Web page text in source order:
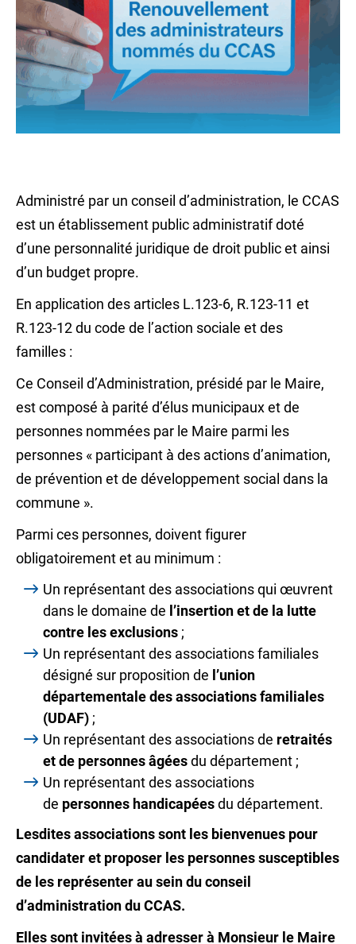
Administré par un conseil d’administration, le CCAS
est un établissement public administratif doté
d’une personnalité juridique de droit public et ainsi
d’un budget propre.
En application des articles L.123-6, R.123-11 et
R.123-12 du code de l’action sociale et des
familles :
Ce Conseil d’Administration, présidé par le Maire,
est composé à parité d’élus municipaux et de
personnes nommées par le Maire parmi les
personnes « participant à des actions d’animation,
de prévention et de développement social dans la
commune ».
Parmi ces personnes, doivent figurer
obligatoirement et au minimum :
Un représentant des associations qui œuvrent
dans le domaine de l’insertion et de la lutte
contre les exclusions ;
Un représentant des associations familiales
désigné sur proposition de l’union
départementale des associations familiales
(UDAF) ;
Un représentant des associations de retraités
et de personnes âgéesdu département ;
Un représentant des associations
de personnes handicapéesdu département.
Lesdites associations sont les bienvenues pour
candidater et proposer les personnes susceptibles
de les représenter au sein du conseil
d’administration du CCAS.
Elles sont invitées à adresser à Monsieur le Maire